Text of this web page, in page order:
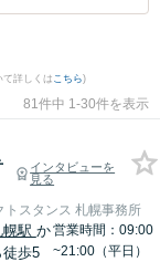
て詳しくはこちら)
81件中 1-30件を表示
インタビューを
見る
トスタンス 札幌事務所
幌駅 か
徒歩5
営業時間：09:00
~21:00（平日）